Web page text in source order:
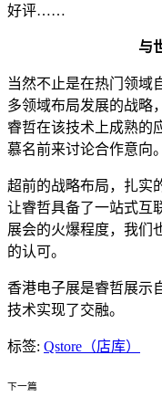
好评……
与
当然不止是在热门领域
多领域布局发展的战略
睿哲在该技术上成熟的
慕名前来讨论合作意向。
超前的战略布局，扎实
让睿哲具备了一站式互
展会的火爆程度，我们
的认可。
香港电子展是睿哲展示
技术实现了交融。
标签: Qstore（店库）
下一篇